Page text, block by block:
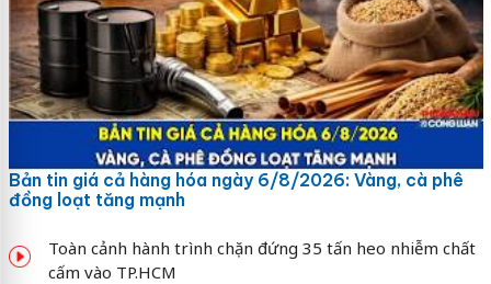
Bản tin giá cả hàng hóa ngày 6/8/2026: Vàng, cà phê
đồng loạt tăng mạnh
Toàn cảnh hành trình chặn đứng 35 tấn heo nhiễm chất
cấm vào TP.HCM